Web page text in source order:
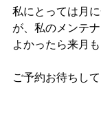
私にとっては月
が、私のメンテナ
よかったら来月
ご予約お待ちして